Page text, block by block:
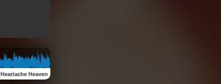
Heartache Heaven